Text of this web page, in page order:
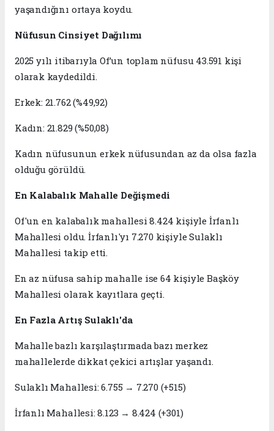
yaşandığını ortaya koydu.
Nüfusun Cinsiyet Dağılımı
2025 yılı itibarıyla Of’un toplam nüfusu 43.591 kişi
olarak kaydedildi.
Erkek: 21.762 (%49,92)
Kadın: 21.829 (%50,08)
Kadın nüfusunun erkek nüfusundan az da olsa fazla
olduğu görüldü.
En Kalabalık Mahalle Değişmedi
Of'un en kalabalık mahallesi 8.424 kişiyle İrfanlı
Mahallesi oldu. İrfanlı'yı 7.270 kişiyle Sulaklı
Mahallesi takip etti.
En az nüfusa sahip mahalle ise 64 kişiyle Başköy
Mahallesi olarak kayıtlara geçti.
En Fazla Artış Sulaklı'da
Mahalle bazlı karşılaştırmada bazı merkez
mahallelerde dikkat çekici artışlar yaşandı.
Sulaklı Mahallesi: 6.755 → 7.270 (+515)
İrfanlı Mahallesi: 8.123 → 8.424 (+301)